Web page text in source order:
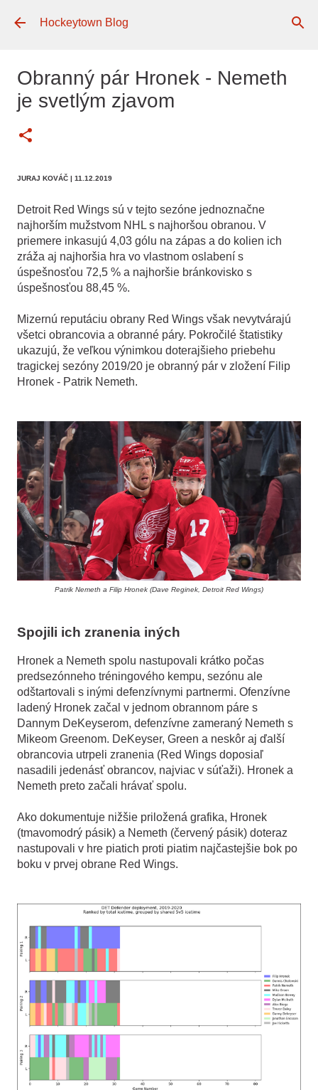
Preskočiť na hlavný obsah
Hockeytown Blog
Obranný pár Hronek - Nemeth
je svetlým zjavom
JURAJ KOVÁČ | 11.12.2019
Detroit Red Wings sú v tejto sezóne jednoznačne
najhorším mužstvom NHL s najhoršou obranou. V
priemere inkasujú 4,03 gólu na zápas a do kolien ich
zráža aj najhoršia hra vo vlastnom oslabení s
úspešnosťou 72,5 % a najhoršie bránkovisko s
úspešnosťou 88,45 %.
Mizernú reputáciu obrany Red Wings však nevytvárajú
všetci obrancovia a obranné páry. Pokročilé štatistiky
ukazujú, že veľkou výnimkou doterajšieho priebehu
tragickej sezóny 2019/20 je obranný pár v zložení Filip
Hronek - Patrik Nemeth.
Patrik Nemeth a Filip Hronek (Dave Reginek, Detroit Red Wings)
Spojili ich zranenia iných
Hronek a Nemeth spolu nastupovali krátko počas
predsezónneho tréningového kempu, sezónu ale
odštartovali s inými defenzívnymi partnermi. Ofenzívne
ladený Hronek začal v jednom obrannom páre s
Dannym DeKeyserom, defenzívne zameraný Nemeth s
Mikeom Greenom. DeKeyser, Green a neskôr aj ďalší
obrancovia utrpeli zranenia (Red Wings doposiaľ
nasadili jedenásť obrancov, najviac v súťaži). Hronek a
Nemeth preto začali hrávať spolu.
Ako dokumentuje nižšie priložená grafika, Hronek
(tmavomodrý pásik) a Nemeth (červený pásik) doteraz
nastupovali v hre piatich proti piatim najčastejšie bok po
boku v prvej obrane Red Wings.